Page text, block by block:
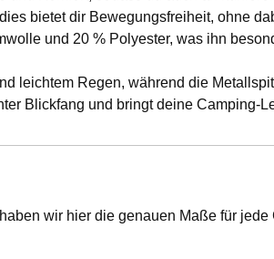
bietet dir Bewegungsfreiheit, ohne
und 20 % Polyester, was ihn
leichtem Regen, während die
Blickfang und bringt deine Camping-
wir hier die genauen Maße für jede